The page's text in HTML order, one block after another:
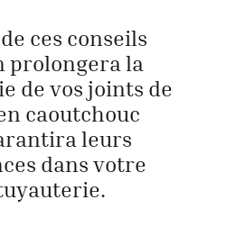
ces conseils
prolongera la
de vos joints de
caoutchouc
leurs
dans votre